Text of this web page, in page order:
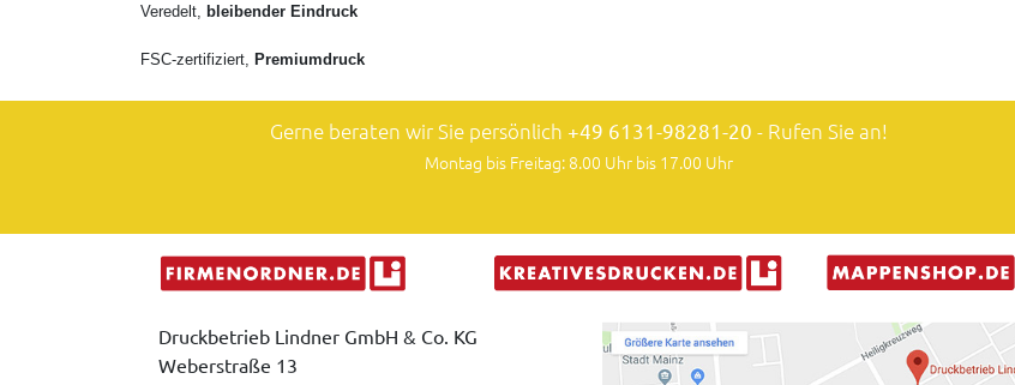
Veredelt, bleibender Eindruck
FSC-zertifiziert, Premiumdruck
Gerne beraten wir Sie persönlich +49 6131-98281-20 - Rufen Sie an!
Montag bis Freitag: 8.00 Uhr bis 17.00 Uhr
Druckbetrieb Lindner GmbH & Co. KG
Weberstraße 13